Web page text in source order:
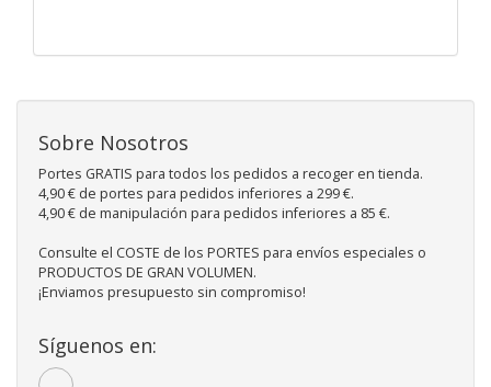
Sobre Nosotros
Portes GRATIS para todos los pedidos a recoger en tienda.
4,90 € de portes para pedidos inferiores a 299 €.
4,90 € de manipulación para pedidos inferiores a 85 €.
Consulte el COSTE de los PORTES para envíos especiales o
PRODUCTOS DE GRAN VOLUMEN.
¡Enviamos presupuesto sin compromiso!
Síguenos en: